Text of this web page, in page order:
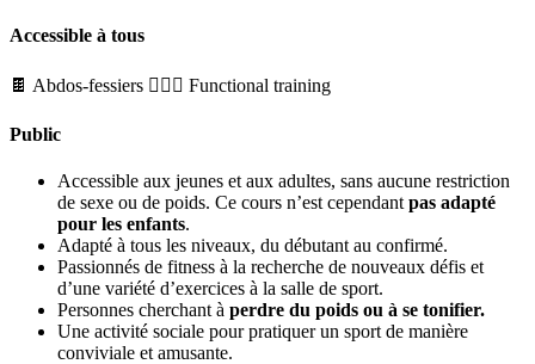
Accessible à tous
🍫 Abdos-fessiers 🏋🏼‍♂️ Functional training
Public
Accessible aux jeunes et aux adultes, sans aucune restriction
de sexe ou de poids. Ce cours n’est cependant pas adapté
pour les enfants.
Adapté à tous les niveaux, du débutant au confirmé.
Passionnés de fitness à la recherche de nouveaux défis et
d’une variété d’exercices à la salle de sport.
Personnes cherchant à perdre du poids ou à se tonifier.
Une activité sociale pour pratiquer un sport de manière
conviviale et amusante.